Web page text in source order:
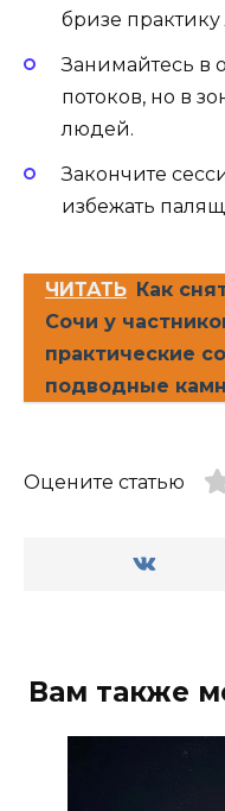
бризе
Занимайтесь в
потоков, но в
людей.
Закончите
избежать
ЧИТАТЬ Как
Сочи у
практические
подводные
Оцените статью
Вам также